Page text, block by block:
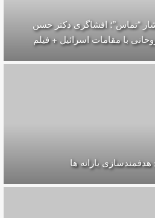
“تماس”؛ افشاگری دکتر حسن
با مقامات اسرائیل + فیلم
هدفمندسازی یارانه ها